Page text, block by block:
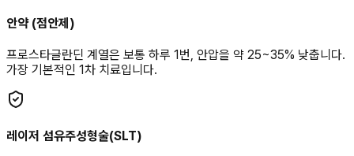
안약 (점안제)
프로스타글란딘 계열은 보통 하루 1번, 안압을 약 25~35% 낮춥니다.
가장 기본적인 1차 치료입니다.
레이저 섬유주성형술(SLT)